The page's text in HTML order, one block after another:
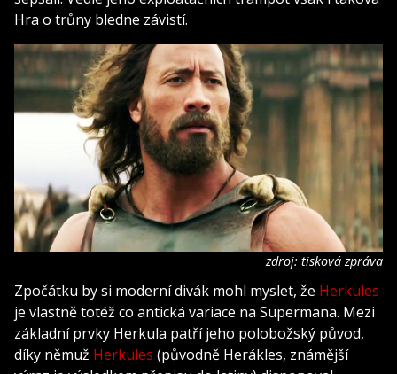
Hra o trůny bledne závistí.
zdroj: tisková zpráva
Zpočátku by si moderní divák mohl myslet, že Herkules
je vlastně totéž co antická variace na Supermana. Mezi
základní prvky Herkula patří jeho polobožský původ,
díky němuž Herkules (původně Herákles, známější